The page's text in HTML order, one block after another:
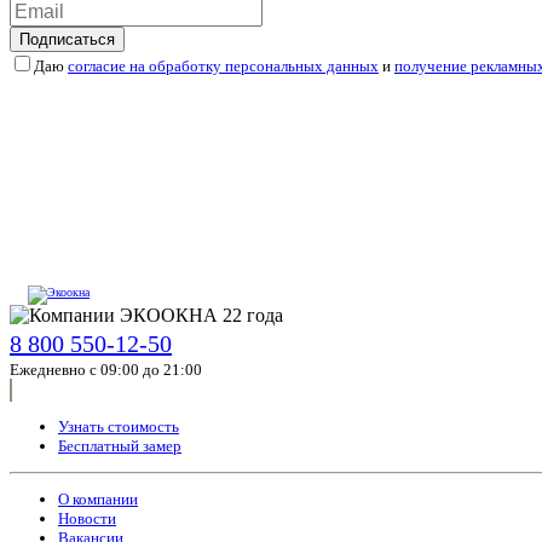
Подписаться
Даю согласие на обработку персональных данных и получение
8 800 550-12-50
Ежедневно с 09:00 до 21:00
Узнать стоимость
Бесплатный замер
О компании
Новости
Вакансии